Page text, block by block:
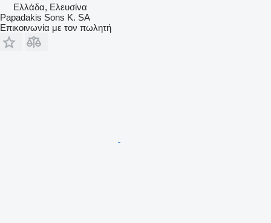
Ελλάδα, Ελευσίνα
Papadakis Sons K. SA
Επικοινωνία με τον πωλητή